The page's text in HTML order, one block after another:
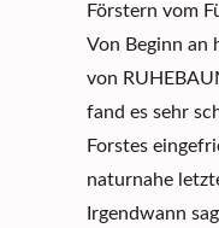
Förstern vom
Von Beginn an
von
fand es sehr
Forstes
naturnahe
Irgendwann